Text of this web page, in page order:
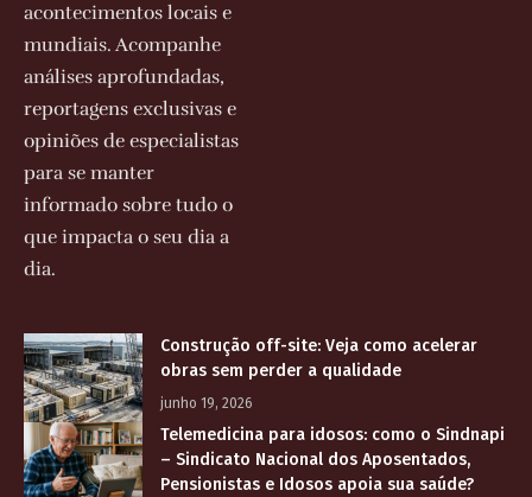
acontecimentos locais e
mundiais. Acompanhe
análises aprofundadas,
reportagens exclusivas e
opiniões de especialistas
para se manter
informado sobre tudo o
que impacta o seu dia a
dia.
Construção off-site: Veja como acelerar
obras sem perder a qualidade
junho 19, 2026
Telemedicina para idosos: como o Sindnapi
– Sindicato Nacional dos Aposentados,
Pensionistas e Idosos apoia sua saúde?